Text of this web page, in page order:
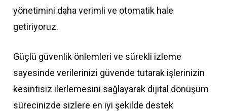
yönetimini daha verimli ve otomatik hale
getiriyoruz.
Güçlü güvenlik önlemleri ve sürekli izleme
sayesinde verilerinizi güvende tutarak işlerinizin
kesintisiz ilerlemesini sağlayarak dijital dönüşüm
sürecinizde sizlere en iyi şekilde destek